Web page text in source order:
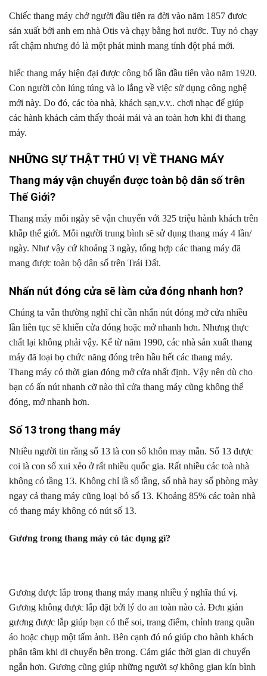
Chiếc thang máy chở người đầu tiên ra đời vào năm 1857 đươc
sản xuất bởi anh em nhà Otis và chạy bằng hơi nước. Tuy nó chạy
rất chậm nhưng đó là một phát minh mang tính đột phá mới.
hiếc thang máy hiện đại được công bố lần đầu tiên vào năm 1920.
Con người còn lúng túng và lo lắng về việc sử dụng công nghệ
mới này. Do đó, các tòa nhà, khách sạn,v.v.. chơi nhạc để giúp
các hành khách cảm thấy thoải mái và an toàn hơn khi đi thang
máy.
NHỮNG SỰ THẬT THÚ VỊ VỀ THANG MÁY
Thang máy vận chuyển được toàn bộ dân số trên
Thế Giới?
Thang máy mỗi ngày sẽ vận chuyển với 325 triệu hành khách trên
khắp thế giới. Mỗi người trung bình sẽ sử dụng thang máy 4 lần/
ngày. Như vậy cứ khoảng 3 ngày, tổng hợp các thang máy đã
mang được toàn bộ dân số trên Trái Đất.
Nhấn nút đóng cửa sẽ làm cửa đóng nhanh hơn?
Chúng ta vẫn thường nghĩ chỉ cần nhấn nút đóng mở cửa nhiều
lần liên tục sẽ khiến cửa đóng hoặc mở nhanh hơn. Nhưng thực
chất lại không phải vậy. Kể từ năm 1990, các nhà sản xuất thang
máy đã loại bọ chức năng đóng trên hầu hết các thang máy.
Thang máy có thời gian đóng mở cửa nhất định. Vậy nên dù cho
bạn có ấn nút nhanh cỡ nào thì cửa thang máy cũng không thể
đóng, mở nhanh hơn.
Số 13 trong thang máy
Nhiều người tin rằng số 13 là con số khôn may mắn. Số 13 được
coi là con số xui xẻo ở rất nhiều quốc gia. Rất nhiều các toà nhà
không có tầng 13. Không chỉ lầ số tầng, số nhà hay số phòng mày
ngay cả thang máy cũng loại bỏ số 13. Khoảng 85% các toàn nhà
có thang máy không có nút số 13.
Gương trong thang máy có tác dụng gì?
Gương được lắp trong thang máy mang nhiều ý nghĩa thú vị.
Gương không được lắp đặt bởi lý do an toàn nào cả. Đơn giản
gương được lắp giúp bạn có thể soi, trang điểm, chỉnh trang quần
áo hoặc chụp một tấm ảnh. Bên cạnh đó nó giúp cho hành khách
phân tâm khi di chuyển bên trong. Cảm giác thời gian di chuyển
ngắn hơn. Gương cũng giúp những người sợ không gian kín bình